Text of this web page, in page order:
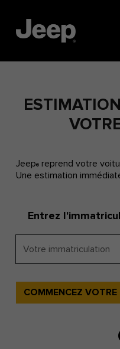
Jeep® reprend votre
Une estimation
Entrez
COMMENCEZ